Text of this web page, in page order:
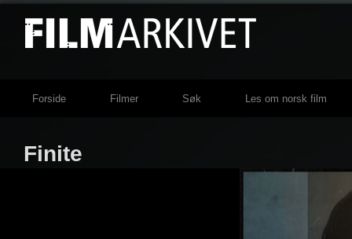
Forside Filmer Søk Les om norsk film
Finite